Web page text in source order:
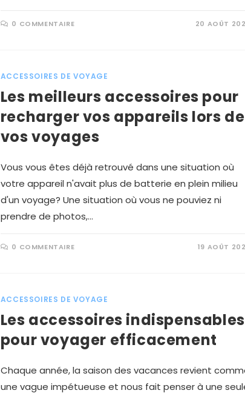
0 COMMENTAIRE 20 AOÛT
ACCESSOIRES DE VOYAGE
Les meilleurs accessoires pour
recharger vos appareils lors de
vos voyages
Vous vous êtes déjà retrouvé dans une situation où
votre appareil n'avait plus de batterie en plein milieu
d'un voyage? Une situation où vous ne pouviez ni
prendre de photos,…
0 COMMENTAIRE 19 AOÛT
ACCESSOIRES DE VOYAGE
Les accessoires indispensables
pour voyager efficacement
Chaque année, la saison des vacances revient
une vague impétueuse et nous fait penser à une